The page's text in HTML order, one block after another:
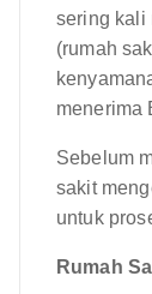
sering kali
(rumah
menerima
Sebelum
sakit
untuk
Rumah